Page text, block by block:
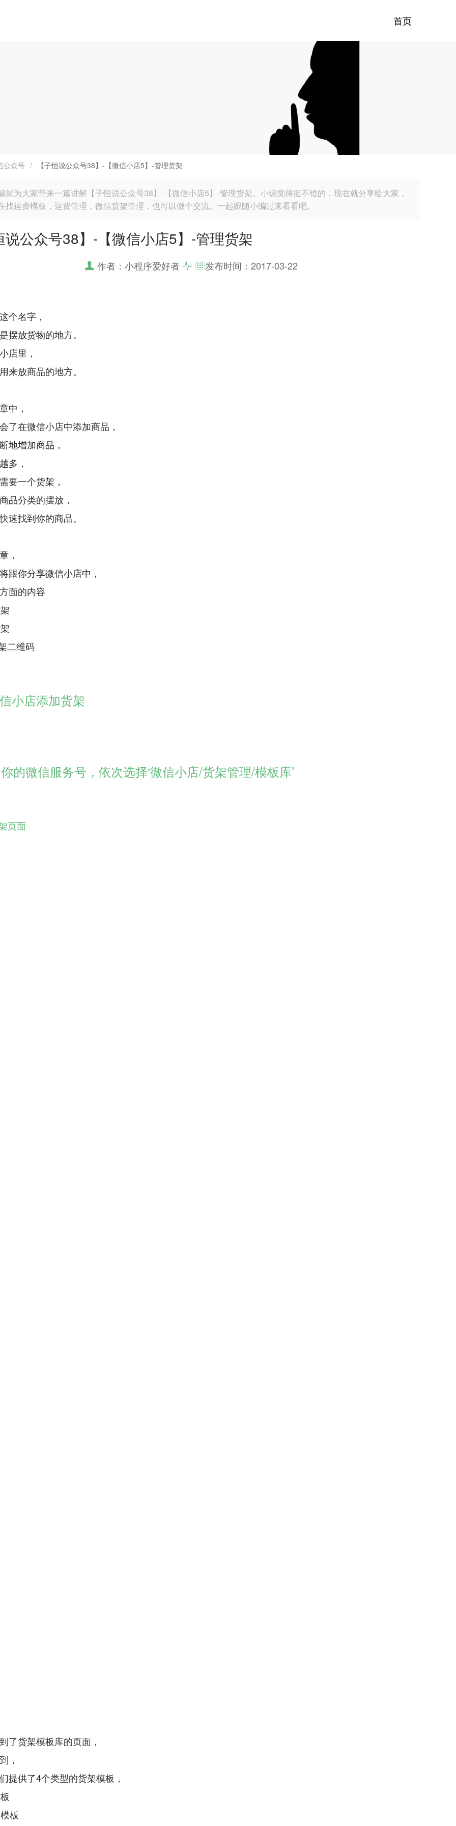
首页
公众号 / 【子恒说公众号38】-【微信小店5】-管理货架
就为大家带来一篇讲解【子恒说公众号38】-【微信小店5】-管理货架。小编觉得挺不错的，现在就分享给大家，
找运费模板，运费管理，微信货架管理，也可以做个交流。一起跟随小编过来看看吧。
说公众号38】-【微信小店5】-管理货架
作者：小程序爱好者 发布时间： 2017-03-22
个名字，
摆放货物的地方。
店里，
来放商品的地方。
中，
了在微信小店中添加商品，
地增加商品，
多，
要一个货架，
品分类的摆放，
速找到你的商品。
，
跟你分享微信小店中，
面的内容
二维码
小店添加货架
的微信服务号，依次选择‘微信小店/货架管理/模板库’
了货架模板库的页面，
，
提供了4个类型的货架模板，
板